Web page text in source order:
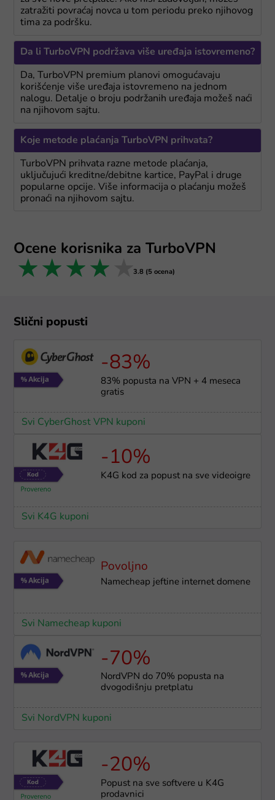
zatražiti povraćaj novca u tom periodu preko njihovog
tima za podršku.
Da li TurboVPN podržava više uređaja istovremeno?
Da, TurboVPN premium planovi omogućavaju
korišćenje više uređaja istovremeno na jednom
nalogu. Detalje o broju podržanih uređaja možeš naći
na njihovom sajtu.
Koje metode plaćanja TurboVPN prihvata?
TurboVPN prihvata razne metode plaćanja,
uključujući kreditne/debitne kartice, PayPal i druge
popularne opcije. Više informacija o plaćanju možeš
pronaći na njihovom sajtu.
Ocene korisnika za TurboVPN
5 stars
4 stars
3 stars
2 stars
1 star 3.8 (5 ocena)
Slični popusti
-83%
83% popusta na VPN + 4 meseca
gratis
Svi CyberGhost VPN kuponi
-10%
K4G kod za popust na sve videoigre
Svi K4G kuponi
Povoljno
Namecheap jeftine internet domene
Svi Namecheap kuponi
-70%
NordVPN do 70% popusta na
dvogodišnju pretplatu
Svi NordVPN kuponi
-20%
Popust na sve softvere u K4G
prodavnici